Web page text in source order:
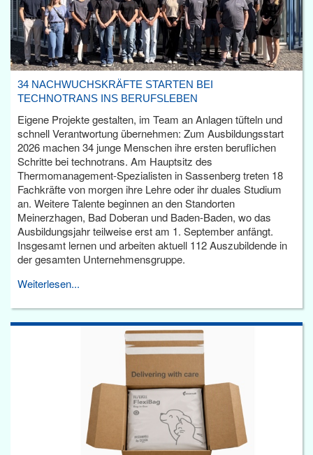
34 NACHWUCHSKRÄFTE STARTEN BEI
TECHNOTRANS INS BERUFSLEBEN
Eigene Projekte gestalten, im Team an Anlagen tüfteln und
schnell Verantwortung übernehmen: Zum Ausbildungsstart
2026 machen 34 junge Menschen ihre ersten beruflichen
Schritte bei technotrans. Am Hauptsitz des
Thermomanagement-Spezialisten in Sassenberg treten 18
Fachkräfte von morgen ihre Lehre oder ihr duales Studium
an. Weitere Talente beginnen an den Standorten
Meinerzhagen, Bad Doberan und Baden-Baden, wo das
Ausbildungsjahr teilweise erst am 1. September anfängt.
Insgesamt lernen und arbeiten aktuell 112 Auszubildende in
der gesamten Unternehmensgruppe.
Weiterlesen...